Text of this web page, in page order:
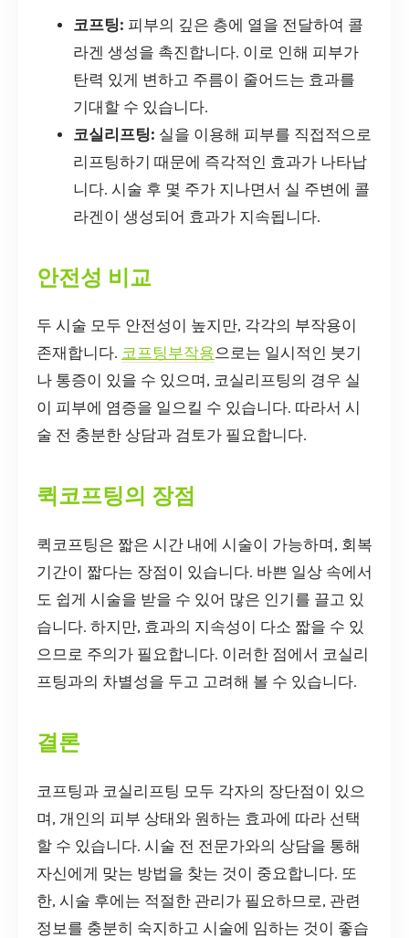
코프팅: 피부의 깊은 층에 열을 전달하여 콜
라겐 생성을 촉진합니다. 이로 인해 피부가
탄력 있게 변하고 주름이 줄어드는 효과를
기대할 수 있습니다.
코실리프팅: 실을 이용해 피부를 직접적으로
리프팅하기 때문에 즉각적인 효과가 나타납
니다. 시술 후 몇 주가 지나면서 실 주변에 콜
라겐이 생성되어 효과가 지속됩니다.
안전성 비교
두 시술 모두 안전성이 높지만, 각각의 부작용이
존재합니다. 코프팅부작용으로는 일시적인 붓기
나 통증이 있을 수 있으며, 코실리프팅의 경우 실
이 피부에 염증을 일으킬 수 있습니다. 따라서 시
술 전 충분한 상담과 검토가 필요합니다.
퀵코프팅의 장점
퀵코프팅은 짧은 시간 내에 시술이 가능하며, 회복
기간이 짧다는 장점이 있습니다. 바쁜 일상 속에서
도 쉽게 시술을 받을 수 있어 많은 인기를 끌고 있
습니다. 하지만, 효과의 지속성이 다소 짧을 수 있
으므로 주의가 필요합니다. 이러한 점에서 코실리
프팅과의 차별성을 두고 고려해 볼 수 있습니다.
결론
코프팅과 코실리프팅 모두 각자의 장단점이 있으
며, 개인의 피부 상태와 원하는 효과에 따라 선택
할 수 있습니다. 시술 전 전문가와의 상담을 통해
자신에게 맞는 방법을 찾는 것이 중요합니다. 또
한, 시술 후에는 적절한 관리가 필요하므로, 관련
정보를 충분히 숙지하고 시술에 임하는 것이 좋습